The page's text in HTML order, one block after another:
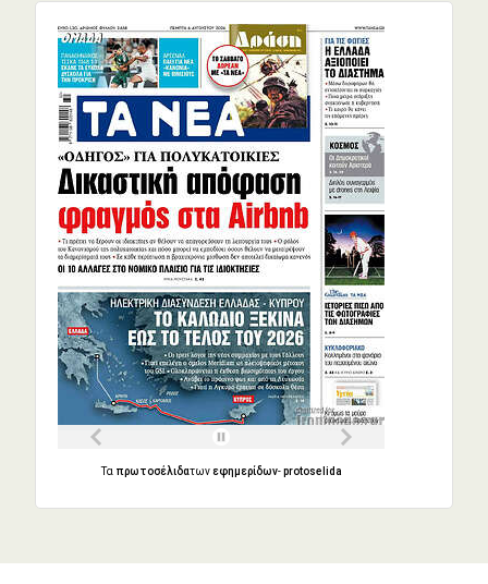
Τα πρωτοσέλιδατων εφημερίδων-protoselida